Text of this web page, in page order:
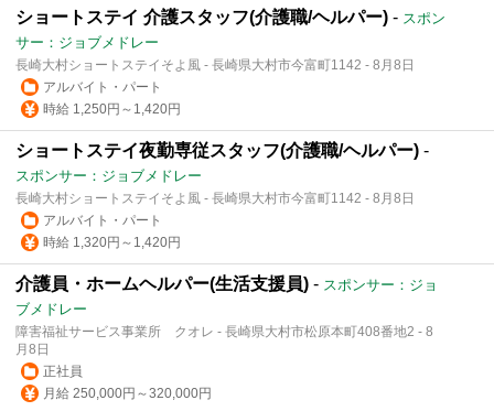
ショートステイ 介護スタッフ(介護職/ヘルパー) - スポン
サー：ジョブメドレー
長崎大村ショートステイそよ風 - 長崎県大村市今富町1142 - 8月8日
アルバイト・パート
時給 1,250円～1,420円
ショートステイ夜勤専従スタッフ(介護職/ヘルパー) -
スポンサー：ジョブメドレー
長崎大村ショートステイそよ風 - 長崎県大村市今富町1142 - 8月8日
アルバイト・パート
時給 1,320円～1,420円
介護員・ホームヘルパー(生活支援員) - スポンサー：ジョ
ブメドレー
障害福祉サービス事業所 クオレ - 長崎県大村市松原本町408番地2 - 8
月8日
正社員
月給 250,000円～320,000円